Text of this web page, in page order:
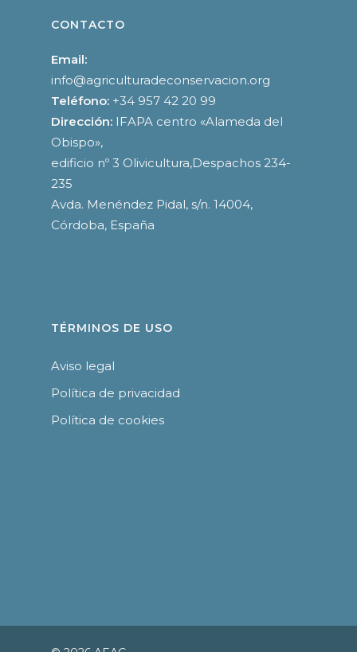
CONTACTO
Email:
info@agriculturadeconservacion.org
Teléfono: +34 957 42 20 99
Dirección: IFAPA centro «Alameda del
Obispo»,
edificio nº 3 Olivicultura,Despachos 234-
235
Avda. Menéndez Pidal, s/n. 14004,
Córdoba, España
TÉRMINOS DE USO
Aviso legal
Política de privacidad
Política de cookies